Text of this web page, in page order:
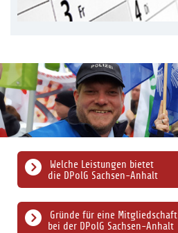
Gründe für eine Mitgliedschaft
bei der DPolG Sachsen-Anhalt
Welche Leistungen bietet
die DPolG Sachsen-Anhalt